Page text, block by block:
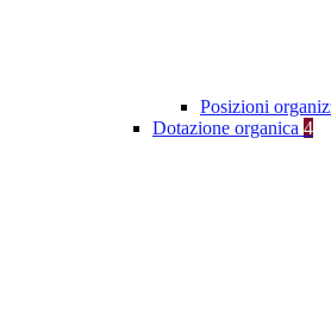
Posizioni
Dotazione organica 4